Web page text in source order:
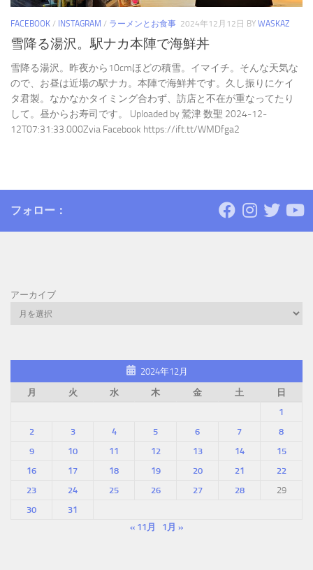
FACEBOOK / INSTAGRAM / ラーメンとお食事 2024年12月12日 BY WASKAZ
雪降る湯沢。駅ナカ本陣で海鮮丼
雪降る湯沢。昨夜から10cmほどの積雪。イマイチ。そんな天気な
ので、お昼は近場の駅ナカ。本陣で海鮮丼です。久し振りにケイ
タ君製。なかなかタイミング合わず、訪店と不在が重なってたり
して。昼からお寿司です。 Uploaded by 鷲津 数聖 2024-12-
12T07:31:33.000Zvia Facebook https://ift.tt/WMDfga2
フォロー：
アーカイブ
2024年12月
月
火 水 木 金 土
日
1
2
3 4 5 6 7
8
9
10 11 12 13 14
15
16
17 18 19 20 21
22
23
24 25 26 27 28
29
30
31
« 11月
1月 »